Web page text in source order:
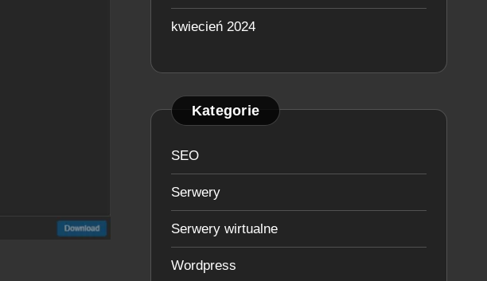
kwiecień 2024
Kategorie
SEO
Serwery
Serwery wirtualne
Wordpress